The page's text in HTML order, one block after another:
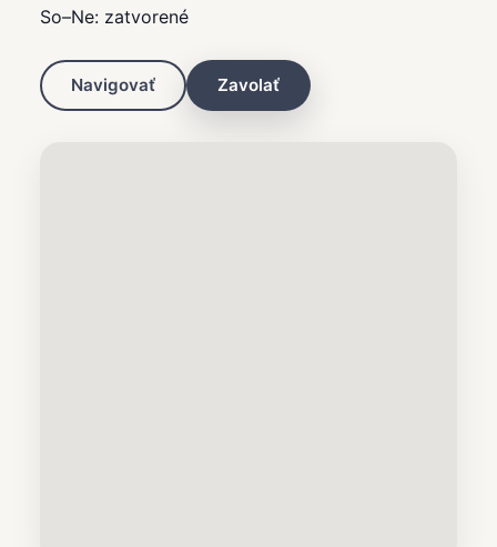
So–Ne: zatvorené
Navigovať Zavolať